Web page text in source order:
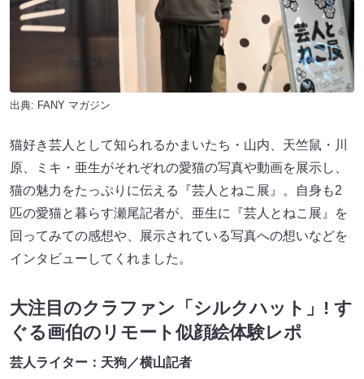
出典: FANY マガジン
猫好き芸人として知られるかまいたち・山内、天竺鼠・川
原、ミキ・亜生がそれぞれの愛猫の写真や動画を展示し、
猫の魅力をたっぷりに伝える『芸人とねこ展』。自身も2
匹の愛猫と暮らす瀬尾記者が、亜生に『芸人とねこ展』を
回ってみての感想や、展示されている写真への想いなどを
インタビューしてくれました。
大注目のクラファン「シルクハット」! す
ぐる画伯のリモート似顔絵体験レポ
芸人ライター：天狗／横山記者